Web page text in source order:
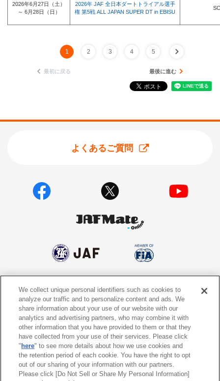
2026年6月27日（土）
～ 6月28日（日）
2026年 JAF 全日本ダートトライアル選手
権 第5戦 ALL JAPAN SUPER DT in EBISU
SC
1 2 3 4 5
最初に戻る 最後に進む
よくあるご質問
個人情報保護方針 個人情報の取り扱いについて
サイトポリシー ソーシャルメディア利用規約
特定商取引法に基づく表示 情報提供終了のお知らせ
Do Not Sell or Share My Personal
Information
We collect unique personal identifiers such as cookies to
analyze our traffic and to personalize content and ads. We
share information about your use of our website with our
analytics and advertising partners, who may combine it with
other information that you have provided to them or that they
have collected from your use of their services. Please click
" here" to see more details about how we use cookies and
the retention period of each cookie. You have the right to opt
out of our sharing of your information with our partners.
Please click [Do Not Sell or Share My Personal Information]